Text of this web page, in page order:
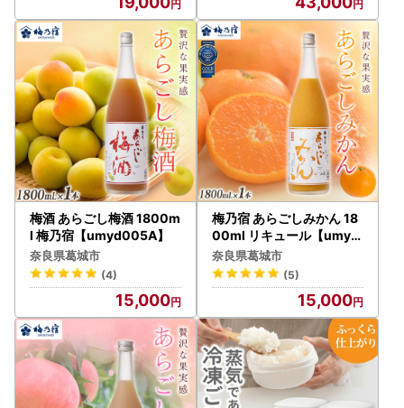
t 奈良県 葛城市【like021-
2A】
梅酒 あらごし梅酒 1800m
l 梅乃宿【umyd005A】
奈良県葛城市
(4)
15,000
梅乃宿 あらごしみかん 18
00ml リキュール【umyd
003A】
奈良県葛城市
(5)
15,000